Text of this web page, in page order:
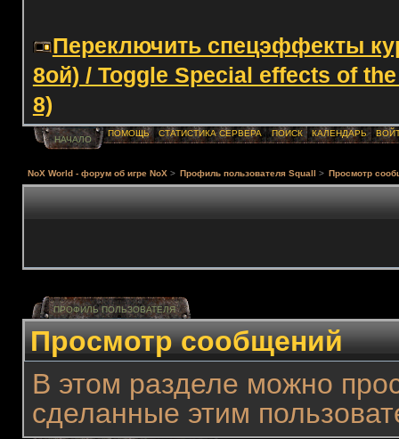
Переключить спецэффекты
8ой) / Toggle Special effects of
8)
НАЧАЛО
ПОМОЩЬ СТАТИСТИКА СЕРВЕРА ПОИСК КАЛЕНДАРЬ
NoX World - форум об игре NoX > Профиль пользователя Squall > Просмотр
ПРОФИЛЬ ПОЛЬЗОВАТЕЛЯ
Просмотр сообщений
В этом разделе можно
сделанные этим